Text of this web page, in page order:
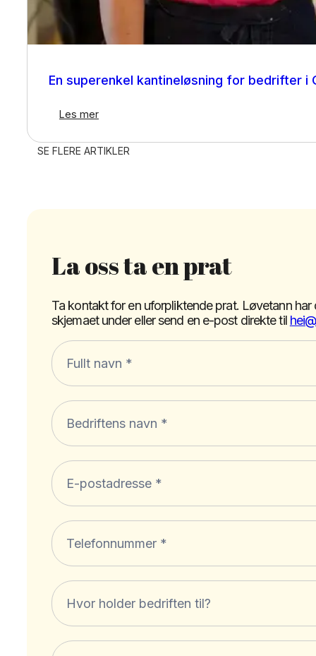
En superenkel kantineløsning for bedrifter i
Les mer
SE FLERE ARTIKLER
La oss ta en prat
Ta kontakt for en uforpliktende prat. Løvetann
skjemaet under eller send en e-post direkte til
Løvetann
kontaktskjema